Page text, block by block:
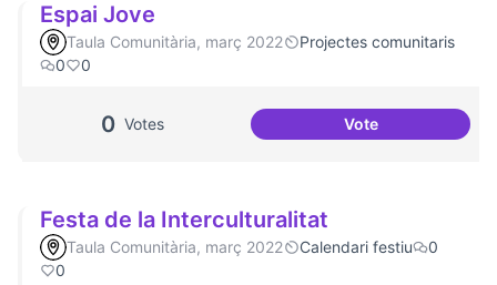
Espai Jove
Taula Comunitària, març 2022
Projectes comunitaris
0
0
0 Votes VoteEspai Jove
Festa de la Interculturalitat
Taula Comunitària, març 2022 Calendari festiu
0
0